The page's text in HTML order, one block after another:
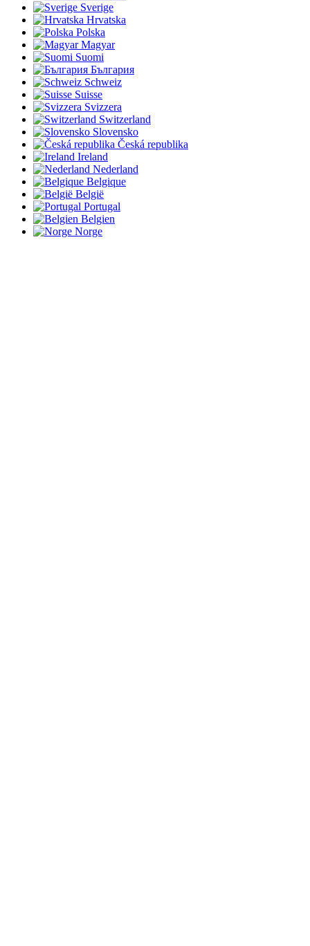
Sverige
Hrvatska
Polska
Magyar
Suomi
България
Schweiz
Suisse
Svizzera
Switzerland
Slovensko
Česká republika
Ireland
Nederland
Belgique
België
Portugal
Belgien
Norge